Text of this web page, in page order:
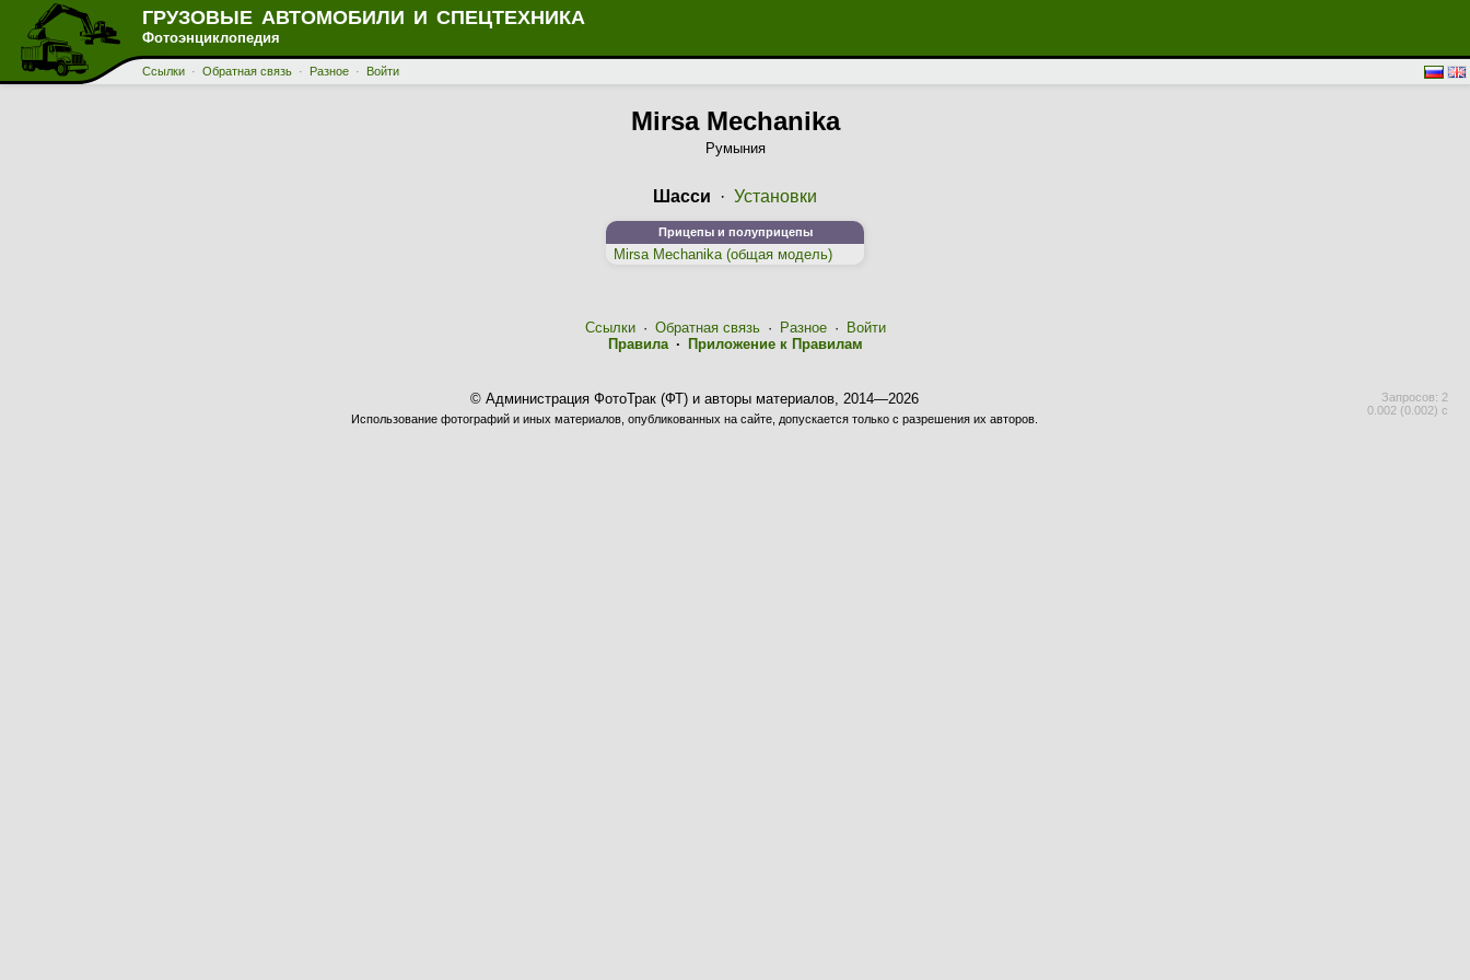
ГРУЗОВЫЕ АВТОМОБИЛИ И СПЕЦТЕХНИКА
Фотоэнциклопедия
Ссылки · Обратная связь · Разное · Войти
Mirsa Mechanika
Румыния
Шасси · Установки
Прицепы и полуприцепы
Mirsa Mechanika (общая модель)
Ссылки· Обратная связь· Разное·
Войти
Правила· Приложение к Правилам
Запросов: 2
0.002 (0.002) с
© Администрация ФотоТрак (ФТ) и авторы материалов, 2014—2026
Использование фотографий и иных материалов, опубликованных на сайте, допускается только с разрешения их авторов.